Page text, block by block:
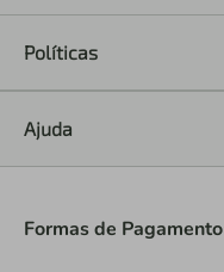
Políticas
Ajuda
Formas de Pagamento